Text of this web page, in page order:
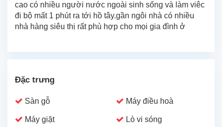
cao có nhiều người nước ngoài sinh sống và làm viêc
đi bộ mất 1 phút ra tới hồ tây.gần ngôi nhà có nhiều
nhà hàng siêu thị rất phù hợp cho mọi gia đình ở
Đặc trưng
Sàn gỗ Máy điều hoà
Máy giặt Lò vi sóng